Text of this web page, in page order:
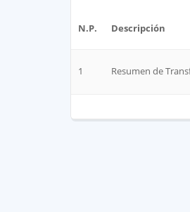
N.P. Descripción
1 Resumen de